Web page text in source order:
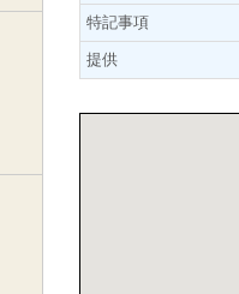
特記事項
提供